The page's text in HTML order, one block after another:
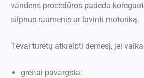
vandens procedūros padeda
silpnus raumenis ar lavinti motoriką.
Tėvai turėtų atkreipti dėmesį, jei
greitai pavargsta;